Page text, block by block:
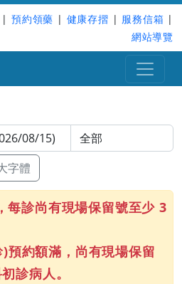
| 預約領藥 | 健康存摺 | 服務信箱 |
網站導覽
字體
每診尚有現場保留號至少 3
預約額滿，尚有現場保留
診病人。